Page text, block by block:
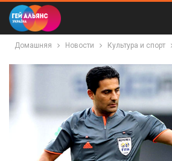
Домашняя Новости Культура и спорт